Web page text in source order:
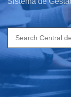
Search
for: